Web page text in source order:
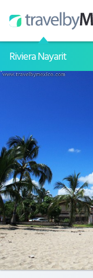
Riviera Nayarit